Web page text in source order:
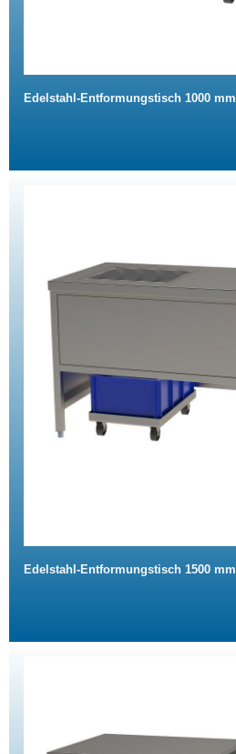
Edelstahl-Entformungstisch 1000
Edelstahl-Entformungstisch 1500